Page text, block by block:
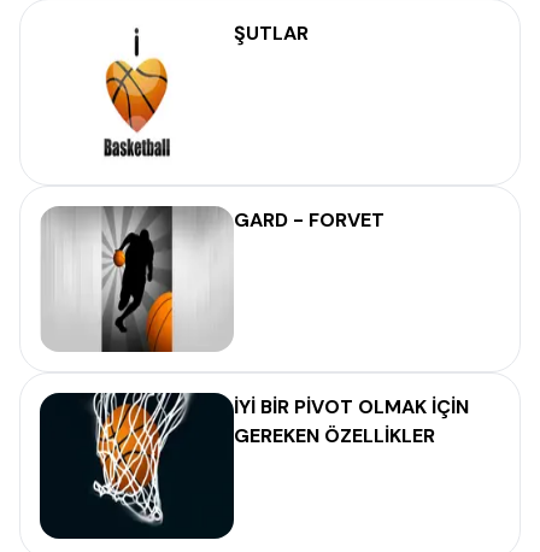
ŞUTLAR
GARD - FORVET
İYİ BİR PİVOT OLMAK İÇİN
GEREKEN ÖZELLİKLER